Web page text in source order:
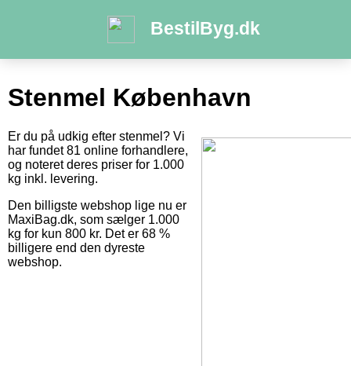
BestilByg.dk
Stenmel København
Er du på udkig efter stenmel? Vi
har fundet 81 online forhandlere,
og noteret deres priser for 1.000
kg inkl. levering.
Den billigste webshop lige nu er
MaxiBag.dk, som sælger 1.000
kg for kun 800 kr. Det er 68 %
billigere end den dyreste
webshop.